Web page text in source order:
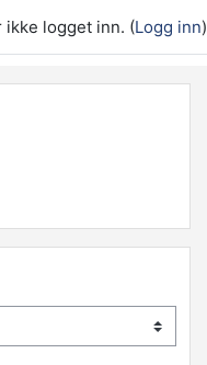
ikke logget inn. (Logg inn)